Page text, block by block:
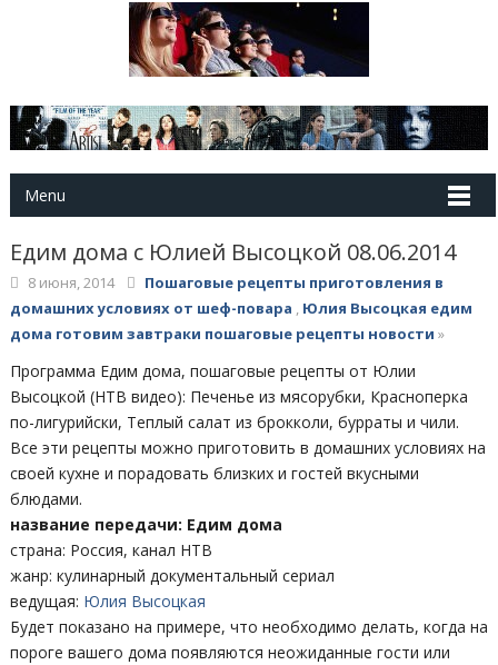
Menu
Едим дома с Юлией Высоцкой 08.06.2014
8 июня, 2014
Пошаговые рецепты приготовления в
домашних условиях от шеф-повара
Юлия Высоцкая едим
дома готовим завтраки пошаговые рецепты новости »
Программа Едим дома, пошаговые рецепты от Юлии
Высоцкой (НТВ видео): Печенье из мясорубки, Красноперка
по-лигурийски, Теплый салат из брокколи, бурраты и чили.
Все эти рецепты можно приготовить в домашних условиях на
своей кухне и порадовать близких и гостей вкусными
блюдами.
название передачи: Едим дома
страна: Россия, канал НТВ
жанр: кулинарный документальный сериал
ведущая: Юлия Высоцкая
Будет показано на примере, что необходимо делать, когда на
пороге вашего дома появляются неожиданные гости или